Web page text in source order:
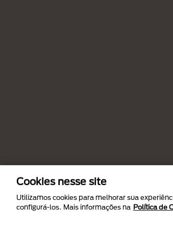
Menu Footer Secundario
Cookies nesse site
Utilizamos cookies para melhorar sua
configurá-los. Mais informações na Política de